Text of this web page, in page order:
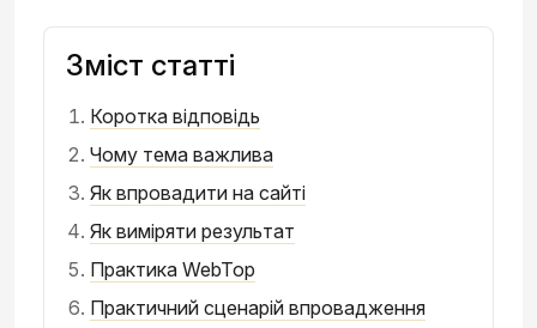
Зміст статті
Коротка відповідь
Чому тема важлива
Як впровадити на сайті
Як виміряти результат
Практика WebTop
Практичний сценарій впровадження